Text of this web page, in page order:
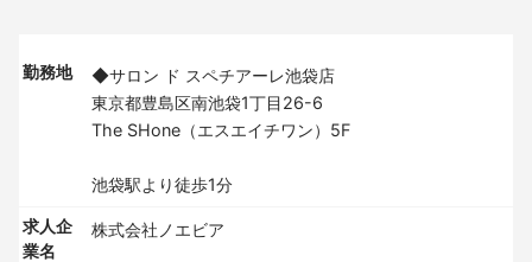
勤務地
◆サロン ド スペチアーレ池袋店
東京都豊島区南池袋1丁目26-6
The SHone（エスエイチワン）5F
池袋駅より徒歩1分
求人企
業名
株式会社ノエビア